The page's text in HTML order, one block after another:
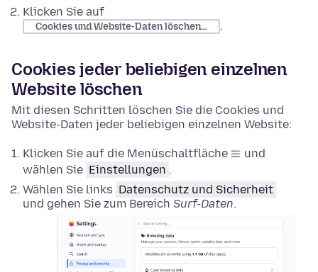
Klicken Sie auf
Cookies und Website-Daten löschen… .
Cookies jeder beliebigen einzelnen
Website löschen
Mit diesen Schritten löschen Sie die Cookies und
Website-Daten jeder beliebigen einzelnen Website:
Klicken Sie auf die Menüschaltfläche
und
wählen Sie Einstellungen .
Wählen Sie links Datenschutz und Sicherheit
und gehen Sie zum Bereich Surf-Daten.